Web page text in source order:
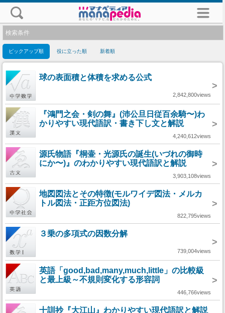
検索条件
ピックアップ順 役に立った順 新着順
球の表面積と体積を求める公式
>
2,842,800views
『鴻門之会・剣の舞』(沛公旦日従百余騎〜)わ
かりやすい現代語訳・書き下し文と解説
>
4,240,612views
源氏物語『桐壷・光源氏の誕生(いづれの御時
にか〜)』のわかりやすい現代語訳と解説
>
3,903,108views
地図図法とその特徴(モルワイデ図法・メルカ
トル図法・正距方位図法)
>
822,795views
３乗の多項式の因数分解
>
739,004views
英語「good,bad,many,much,little」の比較級
と最上級～不規則変化する形容詞
>
446,766views
十訓抄『大江山』わかりやすい現代語訳と解説